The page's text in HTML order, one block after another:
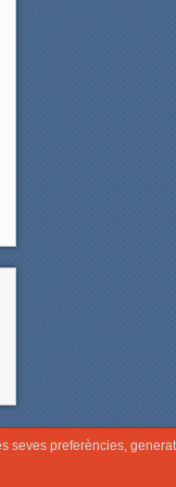
preferències,